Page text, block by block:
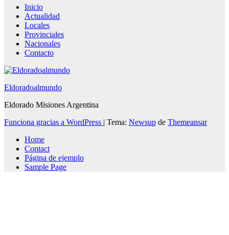
Inicio
Actualidad
Locales
Provinciales
Nacionales
Contacto
Eldoradoalmundo
Eldorado Misiones Argentina
Funciona gracias a WordPress | Tema: Newsup de Themeansar
Home
Contact
Página de ejemplo
Sample Page